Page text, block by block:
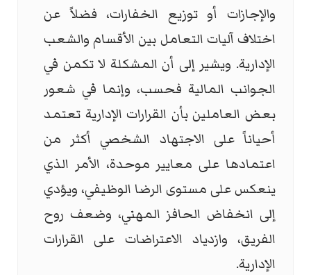
والإجازات أو توزيع الخفارات، فضلاً عن
اختلاف آليات التعامل بين الأقسام والشعب
الإدارية. ويشير إلى أن المشكلة لا تكمن في
الجوانب المالية فحسب، وإنما في شعور
بعض العاملين بأن القرارات الإدارية تعتمد
أحياناً على الاجتهاد الشخصي أكثر من
اعتمادها على معايير موحدة، الأمر الذي
ينعكس على مستوى الرضا الوظيفي، ويؤدي
إلى انخفاض الحافز المهني، وضعف روح
الفريق، وازدياد الاعتراضات على القرارات
الإدارية.